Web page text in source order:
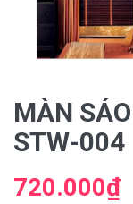
MÀN
STW-004
720.000₫